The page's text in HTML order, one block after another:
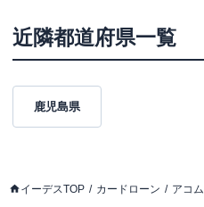
近隣都道府県一覧
鹿児島県
イーデスTOP カードローン アコム